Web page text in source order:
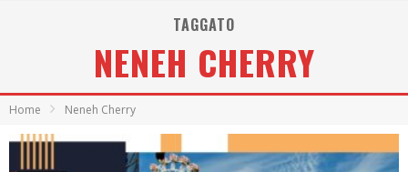
TAGGATO
NENEH CHERRY
Home Neneh Cherry